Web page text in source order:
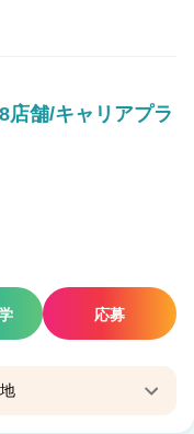
舗/キャリアプラ
応募